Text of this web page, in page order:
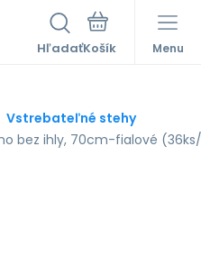
Hľadať Menu
Vstrebateľné stehy
bez ihly, 70cm-fialové